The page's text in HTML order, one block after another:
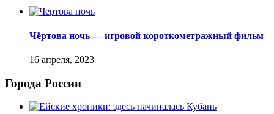
Чёртова ночь — игровой короткометражный фильм
Города России